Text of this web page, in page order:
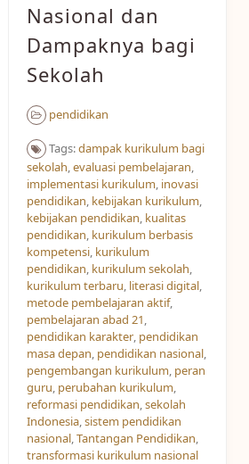
Mahjong Ways 2
Slot Kamboja
Slot Thailand
Nasional dan
Dampaknya bagi
Sekolah
pendidikan
Tags:dampak kurikulum bagi
sekolah,evaluasi pembelajaran,
implementasi kurikulum, inovasi
pendidikan, kebijakan kurikulum,
kebijakan pendidikan, kualitas
pendidikan, kurikulum berbasis
kompetensi, kurikulum
pendidikan, kurikulum sekolah,
kurikulum terbaru, literasi digital,
metode pembelajaran aktif,
pembelajaran abad 21,
pendidikan karakter, pendidikan
masa depan, pendidikan nasional,
pengembangan kurikulum, peran
guru, perubahan kurikulum,
reformasi pendidikan,sekolah
Indonesia,sistem pendidikan
nasional,Tantangan Pendidikan,
transformasi kurikulum nasional